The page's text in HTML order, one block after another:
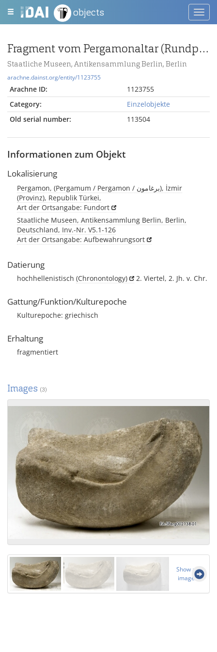
objects
Fragment vom Pergamonaltar (Rundplastik oder Relief)
Staatliche Museen, Antikensammlung Berlin, Berlin
arachne.dainst.org/entity/1123755
Arachne ID:
1123755
Category:
Einzelobjekte
Old serial number:
113504
Informationen zum Objekt
Lokalisierung
Pergamon, (Pergamum / Pergamon / برغامون), İzmir
(Provinz), Republik Türkei,
Art der Ortsangabe: Fundort
Staatliche Museen, Antikensammlung Berlin, Berlin,
Deutschland, Inv.-Nr. V5.1-126
Art der Ortsangabe: Aufbewahrungsort
Datierung
hochhellenistisch (Chronontology) 2. Viertel, 2. Jh. v. Chr.
Gattung/Funktion/Kulturepoche
Kulturepoche: griechisch
Erhaltung
fragmentiert
Images (3)
Show all
images